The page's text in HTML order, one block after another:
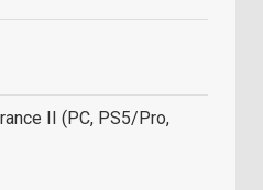
II (PC, PS5/Pro,